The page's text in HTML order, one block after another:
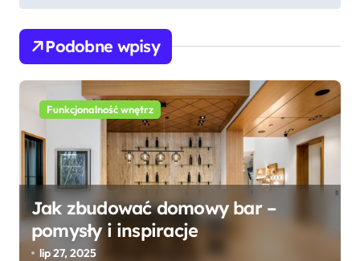
w
g
c
j
a
w
p
Podobne wpisy
Funkcjonalność wnętrz
Jak zbudować domowy bar –
pomysły i inspiracje
lip 27, 2025